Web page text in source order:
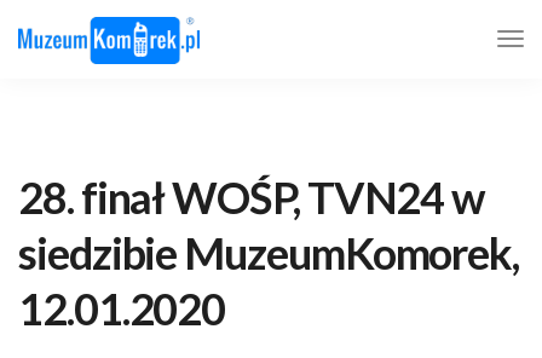
28. finał WOŚP, TVN24 w
siedzibie MuzeumKomorek,
12.01.2020